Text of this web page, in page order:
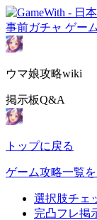
事前ガチャ ゲー
ウマ娘攻略wiki
掲示板Q&A
トップに戻る
ゲーム攻略一覧
選択肢チェ
完凸フレ掲